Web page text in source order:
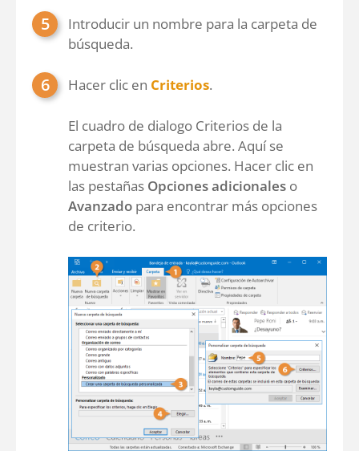
Introducir un nombre para la carpeta de
búsqueda.
Hacer clic en Criterios.
El cuadro de dialogo Criterios de la
carpeta de búsqueda abre. Aquí se
muestran varias opciones. Hacer clic en
las pestañas Opciones adicionales o
Avanzado para encontrar más opciones
de criterio.